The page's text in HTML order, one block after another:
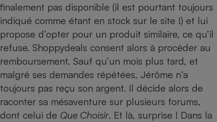
finalement pas disponible (il est pourtant toujours
indiqué comme étant en stock sur le site !) et lui
propose d’opter pour un produit similaire, ce qu’il
refuse. Shoppydeals consent alors à procéder au
remboursement. Sauf qu’un mois plus tard, et
malgré ses demandes répétées, Jérôme n’a
toujours pas reçu son argent. Il décide alors de
raconter sa mésaventure sur plusieurs forums,
dont celui de Que Choisir. Et là, surprise ! Dans la
Complément
alimentaire
Assurance emprunteur
Banque
Petit électroménager -
Téléviseur
Matelas
Mutuelle